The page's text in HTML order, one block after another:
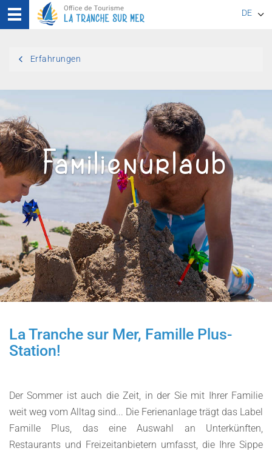
DE
Erfahrungen
Familienurlaub
La Tranche sur Mer, Famille Plus-
Station!
Der Sommer ist auch die Zeit, in der Sie mit Ihrer Familie
weit weg vom Alltag sind... Die Ferienanlage trägt das Label
Famille Plus, das eine Auswahl an Unterkünften,
Restaurants und Freizeitanbietern umfasst, die Ihre Sippe